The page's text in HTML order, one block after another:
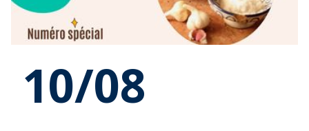
10/08